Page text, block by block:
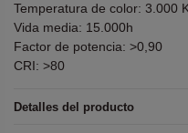
Temperatura de color: 3.000
Vida media: 15.000h
Factor de potencia: >0,90
CRI: >80
Detalles del producto